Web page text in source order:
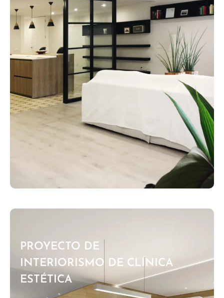
PROYECTO DE
INTERIORISMO DE CLÍNICA
ESTÉTICA